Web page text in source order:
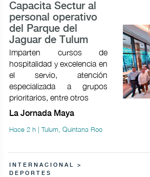
Capacita Sectur al
personal operativo
del Parque del
Jaguar de Tulum
Imparten cursos de
hospitalidad y excelencia en
el servio, atención
especializada a grupos
prioritarios, entre otros
La Jornada Maya
Hace 2 h | Tulum, Quintana Roo
INTERNACIONAL >
DEPORTES